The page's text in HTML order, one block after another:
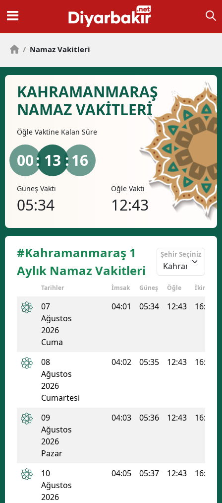
/ Namaz Vakitleri
KAHRAMANMARAŞ
NAMAZ VAKİTLERİ
Öğle Vaktine Kalan Süre
00: 13 :16
Güneş Vakti
05:34
Öğle Vakti
12:43
#Kahramanmaraş 1
Aylık Namaz Vakitleri
Şehir Seçiniz
Tarihler İmsak Güneş Öğle İkindi
07
Ağustos
2026
Cuma
04:01 05:34 12:43 16:31
08
Ağustos
2026
Cumartesi
04:02 05:35 12:43 16:30
09
Ağustos
2026
Pazar
04:03 05:36 12:43 16:30
10
Ağustos
2026
04:05 05:37 12:43 16:30